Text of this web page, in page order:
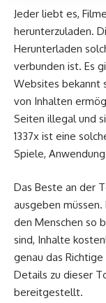
Jeder liebt es,
herunterzuladen.
Herunterladen
verbunden ist. Es
Websites bekannt
von Inhalten
Seiten illegal und
1337x ist eine
Spiele,
Das Beste an der
ausgeben
den Menschen so
sind, Inhalte
genau das
Details zu dieser
bereitgestellt.